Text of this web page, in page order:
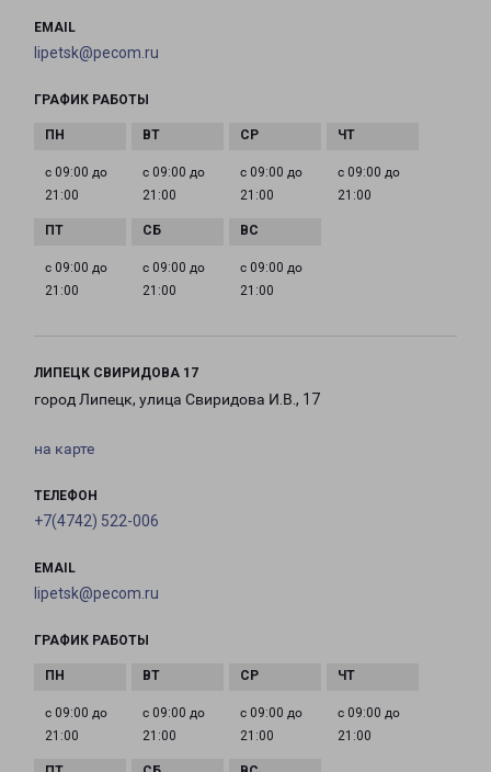
EMAIL
lipetsk@pecom.ru
ГРАФИК РАБОТЫ
с 09:00 до
21:00
с 09:00 до
21:00
с 09:00 до
21:00
с 09:00 до
21:00
с 09:00 до
21:00
с 09:00 до
21:00
с 09:00 до
21:00
ЛИПЕЦК СВИРИДОВА 17
город Липецк, улица Свиридова И.В., 17
на карте
ТЕЛЕФОН
+7(4742) 522-006
EMAIL
lipetsk@pecom.ru
ГРАФИК РАБОТЫ
с 09:00 до
21:00
с 09:00 до
21:00
с 09:00 до
21:00
с 09:00 до
21:00